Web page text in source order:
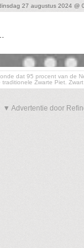
27 augustus 2024 @
dat 95 procent van de
Zwarte Piet. Zwart
▼ Advertentie door